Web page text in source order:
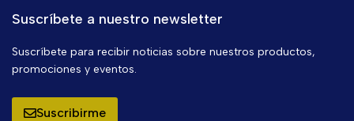
Suscríbete a nuestro newsletter
Suscríbete para recibir noticias sobre nuestros productos,
promociones y eventos.
Suscribirme